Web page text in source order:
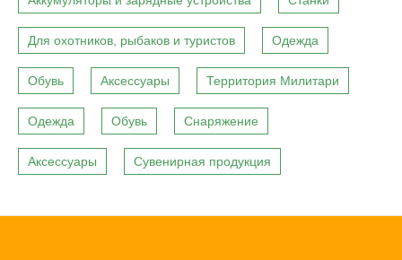
Для охотников, рыбаков и туристов Одежда
Обувь Аксессуары Территория Милитари
Одежда Обувь Снаряжение
Аксессуары Сувенирная продукция